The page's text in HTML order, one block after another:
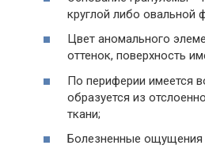
круглой либо овальной
Цвет аномального
оттенок, поверхность
По периферии имеется
образуется из
ткани;
Болезненные ощущения